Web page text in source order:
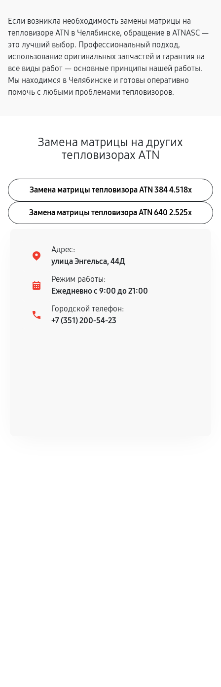
Если возникла необходимость замены матрицы на
тепловизоре ATN в Челябинске, обращение в ATNASC —
это лучший выбор. Профессиональный подход,
использование оригинальных запчастей и гарантия на
все виды работ — основные принципы нашей работы.
Мы находимся в Челябинске и готовы оперативно
помочь с любыми проблемами тепловизоров.
Замена матрицы на других
тепловизорах ATN
Замена матрицы тепловизора ATN 384 4.518x
Замена матрицы тепловизора ATN 640 2.525x
Адрес:
улица Энгельса, 44Д
Режим работы:
Ежедневно с 9:00 до 21:00
Городской телефон:
+7 (351) 200-54-23